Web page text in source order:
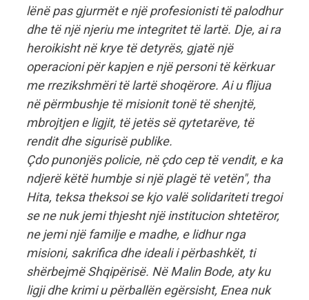
lënë pas gjurmët e një profesionisti të palodhur
dhe të një njeriu me integritet të lartë. Dje, ai ra
heroikisht në krye të detyrës, gjatë një
operacioni për kapjen e një personi të kërkuar
me rrezikshmëri të lartë shoqërore. Ai u flijua
në përmbushje të misionit tonë të shenjtë,
mbrojtjen e ligjit, të jetës së qytetarëve, të
rendit dhe sigurisë publike.
Çdo punonjës policie, në çdo cep të vendit, e ka
ndjerë këtë humbje si një plagë të vetën", tha
Hita, teksa theksoi se kjo valë solidariteti tregoi
se ne nuk jemi thjesht një institucion shtetëror,
ne jemi një familje e madhe, e lidhur nga
misioni, sakrifica dhe ideali i përbashkët, ti
shërbejmë Shqipërisë. Në Malin Bode, aty ku
ligji dhe krimi u përballën egërsisht, Enea nuk